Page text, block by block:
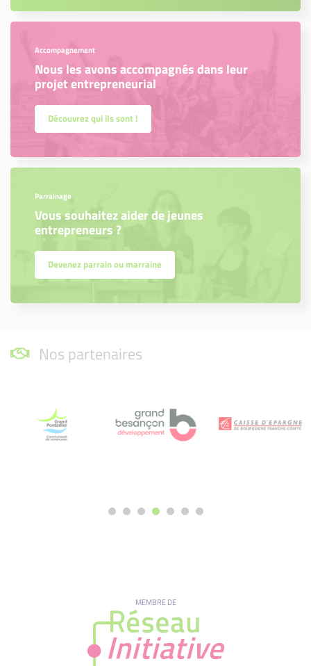
Accompagnement
Nous les avons accompagnés dans leur
projet entrepreneurial
Découvrez qui ils sont !
Parrainage
Vous souhaitez aider de jeunes
entrepreneurs ?
Devenez parrain ou marraine
Nos partenaires
MEMBRE DE